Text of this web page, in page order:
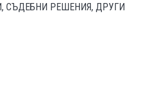
СЪДЕБНИ РЕШЕНИЯ, ДРУГИ